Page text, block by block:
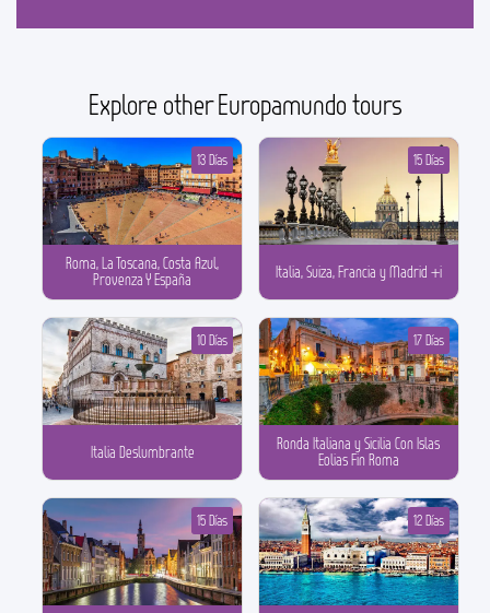
Explore other Europamundo tours
Roma, La Toscana, Costa Azul,
Provenza Y España
13 Días
Italia, Suiza, Francia y Madrid +i
15 Días
Italia Deslumbrante
10 Días
Ronda Italiana y Sicilia Con Islas
Eolias Fin Roma
17 Días
15 Días 12 Días